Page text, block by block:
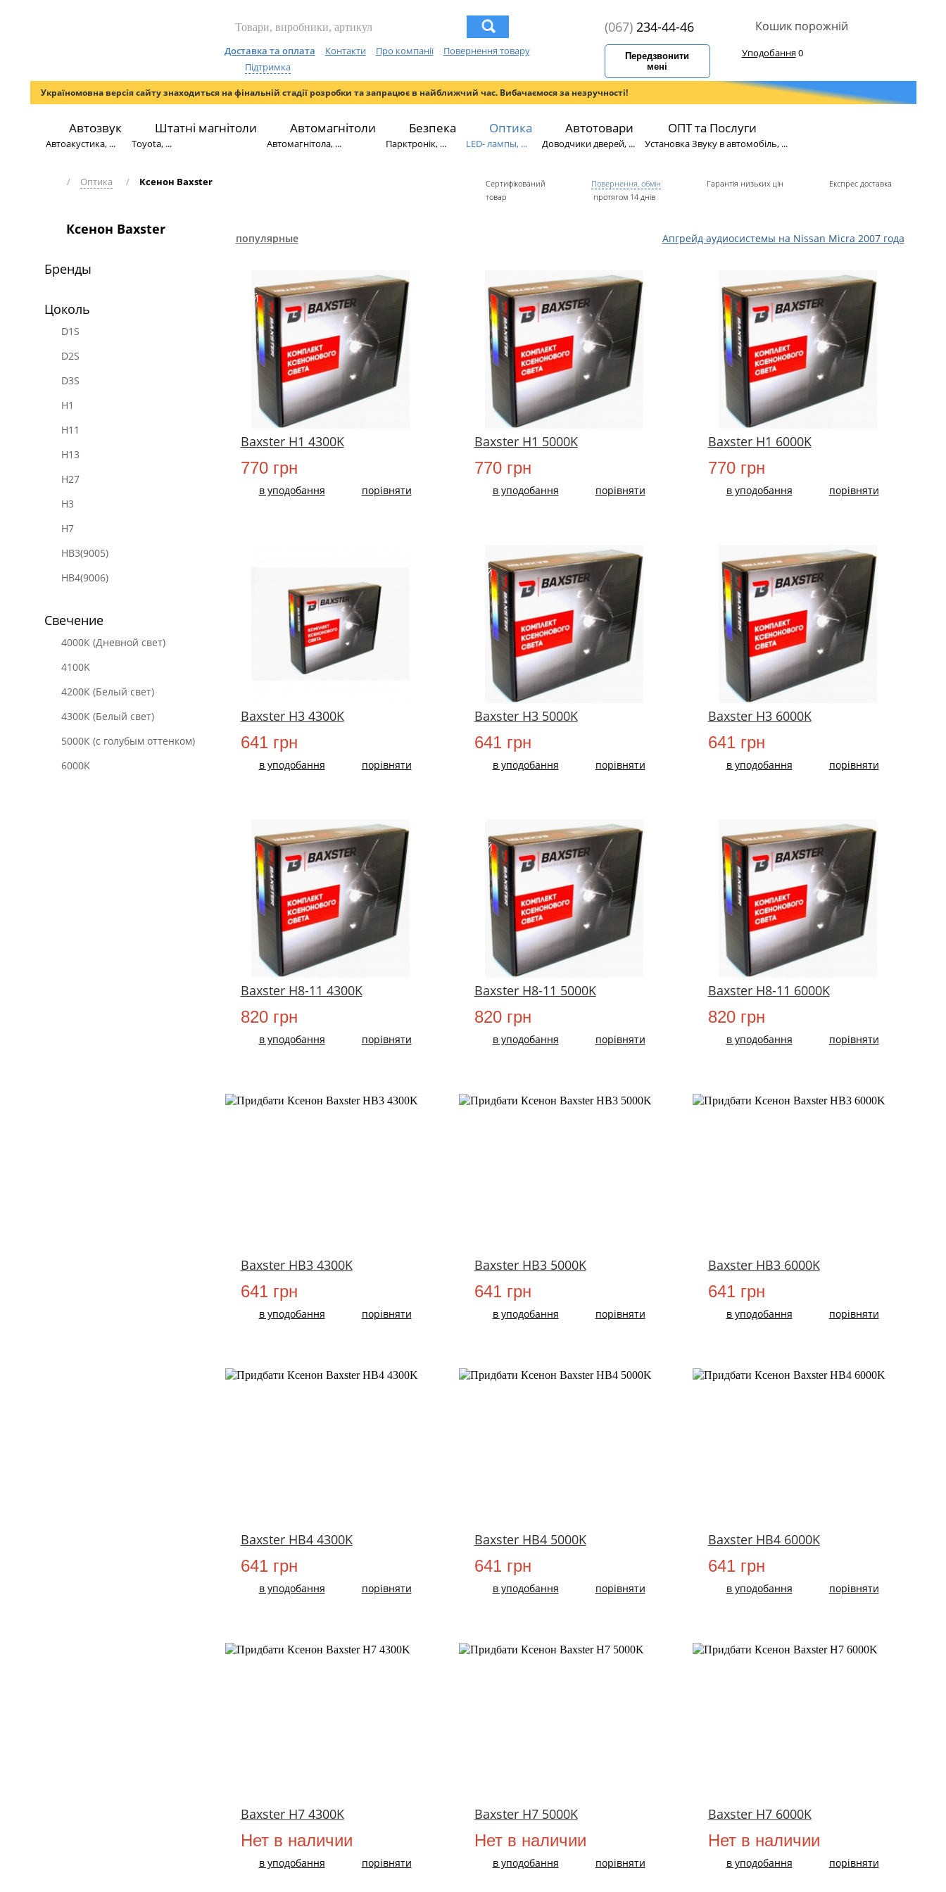
Доставка та оплата Контакти Про компанії
Повернення товару
Підтримка
(067)234-44-46
Передзвонити
мені
Кошик порожній
Уподобання0
Україномовна версія сайту знаходиться на фінальній стадії розробки та запрацює в найближчий час. Вибачаємося за незручності!
Автозвук
Автоакустика, ...
Штатні магнітоли
Toyota, ...
Автомагнітоли
Автомагнітола, ...
Безпека
Парктронік, ...
Оптика
LED- лампы, ...
Автотовари
Доводчики дверей, ...
ОПТ та Послуги
Установка Звуку в автомобіль, ...
/ Оптика / Ксенон Baxster
Сертифікований
товар
Повернення, обмін
протягом 14 днів
Гарантія низьких цін Експрес доставка
Ксенон Baxster
Бренды
Цоколь
D1S
D2S
D3S
H1
H11
H13
H27
H3
H7
HB3(9005)
HB4(9006)
Свечение
4000К (Дневной свет)
4100K
4200К (Белый свет)
4300К (Белый свет)
5000К (с голубым оттенком)
6000K
популярные Апгрейд аудиосистемы на Nissan Micra 2007 года
НОВИЙ
Baxster H1 4300K
770 грн
в уподобання порівняти
Baxster H1 5000K
770 грн
в уподобання порівняти
Baxster H1 6000K
770 грн
в уподобання порівняти
Baxster H3 4300K
641 грн
в уподобання порівняти
НОВИЙ
Baxster H3 5000K
641 грн
в уподобання порівняти
Baxster H3 6000K
641 грн
в уподобання порівняти
Baxster H8-11 4300K
820 грн
в уподобання порівняти
НОВИЙ
Baxster H8-11 5000K
820 грн
в уподобання порівняти
Baxster H8-11 6000K
820 грн
в уподобання порівняти
Baxster HB3 4300K
641 грн
в уподобання порівняти
Baxster HB3 5000K
641 грн
в уподобання порівняти
Baxster HB3 6000K
641 грн
в уподобання порівняти
Baxster HB4 4300K
641 грн
в уподобання порівняти
Baxster HB4 5000K
641 грн
в уподобання порівняти
Baxster HB4 6000K
641 грн
в уподобання порівняти
Baxster H7 4300K
Нет в наличии
в уподобання порівняти
Baxster H7 5000K
Нет в наличии
в уподобання порівняти
Baxster H7 6000K
Нет в наличии
в уподобання порівняти